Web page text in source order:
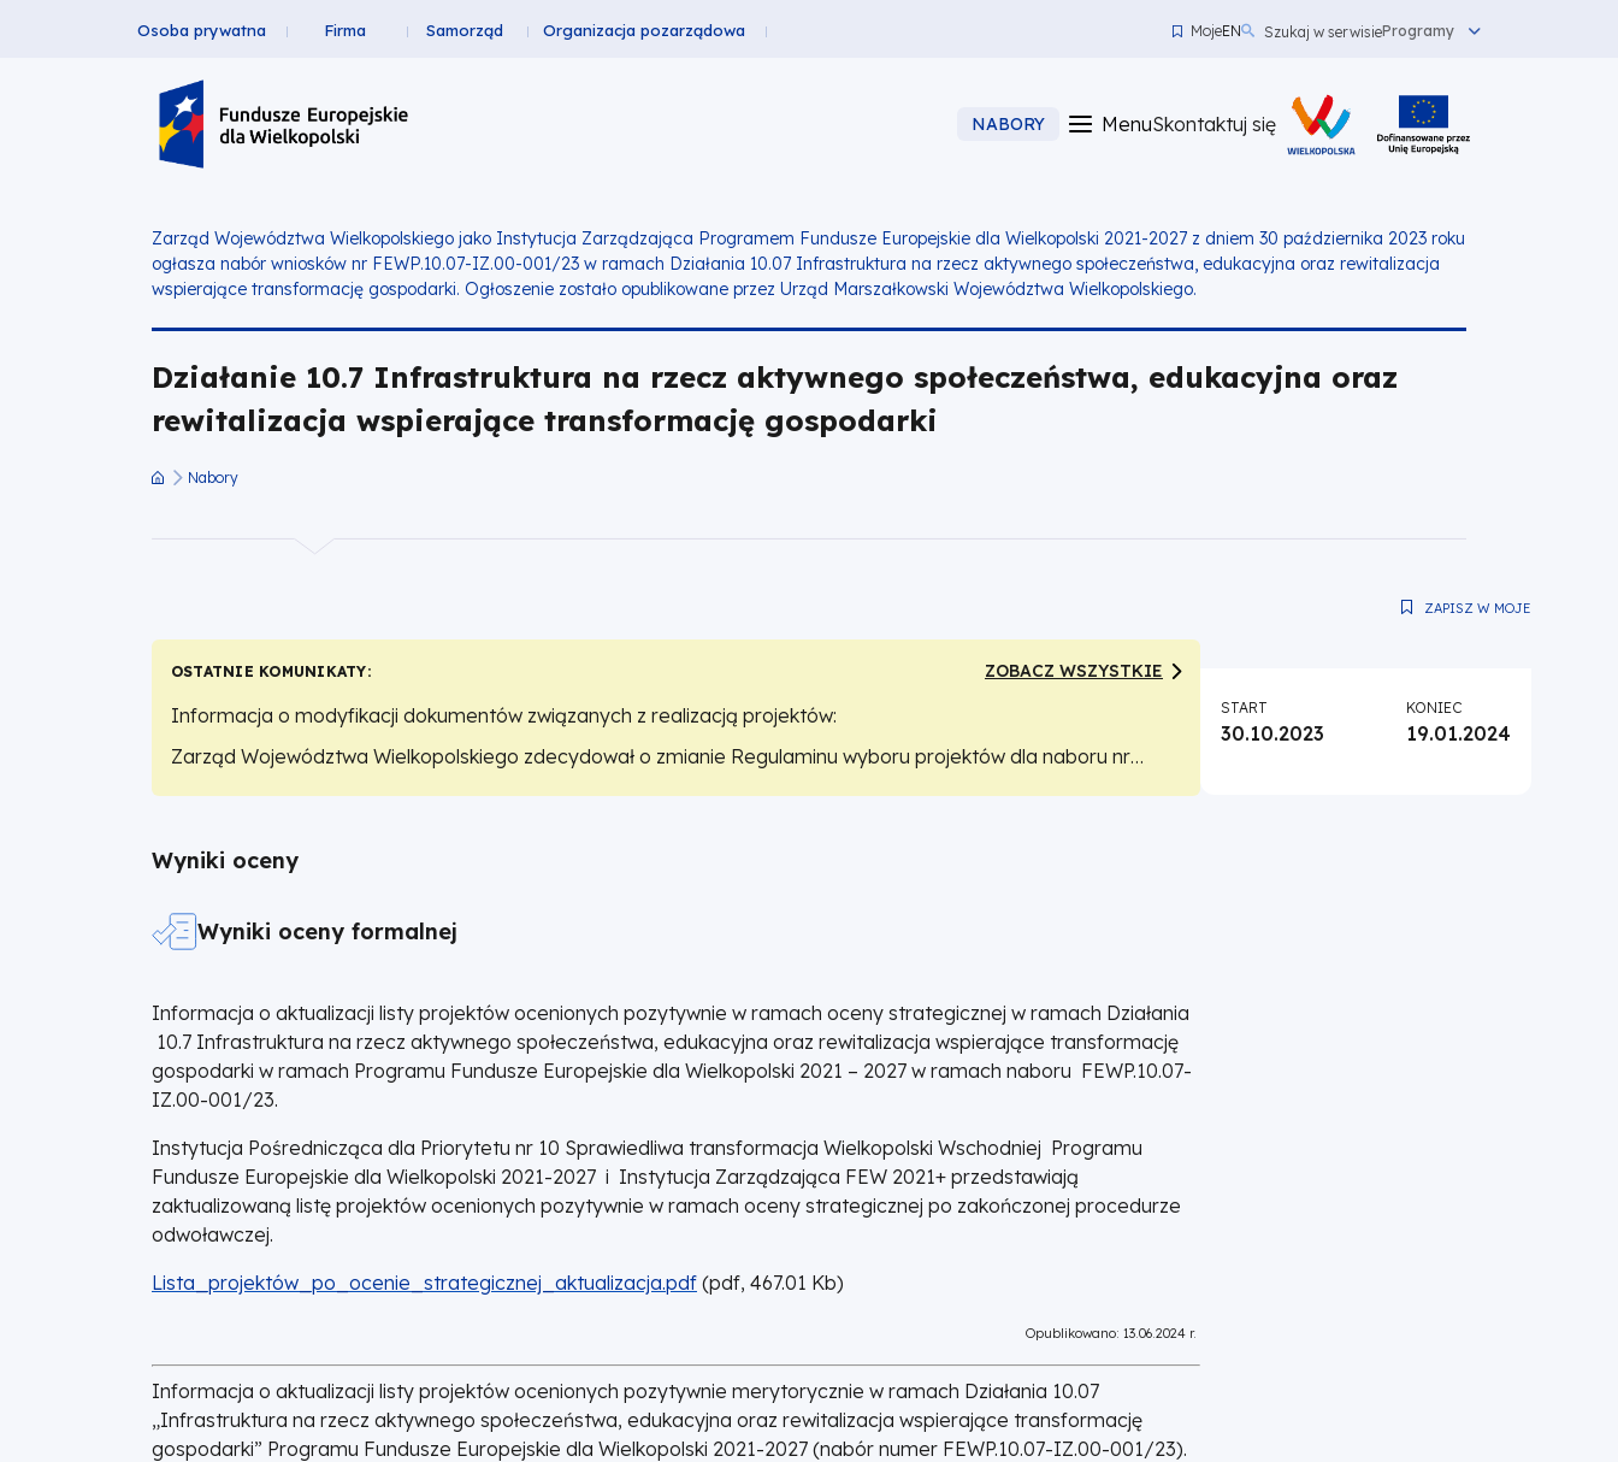
Infrastruktura
aktywnego
społeczeństwa,
edukacyjna
wspierające
transformację
gospodarki
Fundusze
Europejskie
Wielkopolski
Header
Top
Osoba prywatna Firma Samorząd Organizacja pozarządowa MojeEN
top
left
Szukaj w serwisieProgramy
NABORY Menu
Skontaktuj
Skontaktuj się
Zarząd Województwa Wielkopolskiego jako Instytucja Zarządzająca Programem Fundusze Europejskie dla Wielkopolski 2021-2027 z dniem 30 października 2023 roku
ogłasza nabór wniosków nr FEWP.10.07-IZ.00-001/23 w ramach Działania 10.07 Infrastruktura na rzecz aktywnego społeczeństwa, edukacyjna oraz rewitalizacja
wspierające transformację gospodarki. Ogłoszenie zostało opublikowane przez Urząd Marszałkowski Województwa Wielkopolskiego.
Działanie 10.7 Infrastruktura na rzecz aktywnego społeczeństwa, edukacyjna oraz
rewitalizacja wspierające transformację gospodarki
nawigacyjna
Nabory
OSTATNIE KOMUNIKATY ZOBACZ WSZYSTKIE
Informacja o modyfikacji dokumentów związanych z realizacją projektów:
Zarząd Województwa Wielkopolskiego zdecydował o zmianie Regulaminu wyboru projektów dla naboru nr
Wyniki oceny
Wyniki oceny formalnej
Informacja o aktualizacji listy projektów ocenionych pozytywnie w ramach oceny strategicznej w ramach Działania
10.7 Infrastruktura na rzecz aktywnego społeczeństwa, edukacyjna oraz rewitalizacja wspierające transformację
gospodarki w ramach Programu Fundusze Europejskie dla Wielkopolski 2021 – 2027 w ramach naboru FEWP.10.07-
IZ.00-001/23.
Instytucja Pośrednicząca dla Priorytetu nr 10 Sprawiedliwa transformacja Wielkopolski Wschodniej Programu
Fundusze Europejskie dla Wielkopolski 2021-2027 i Instytucja Zarządzająca FEW 2021+ przedstawiają
zaktualizowaną listę projektów ocenionych pozytywnie w ramach oceny strategicznej po zakończonej procedurze
odwoławczej.
DOKUMENT
Lista_projektów_po_ocenie_strategicznej_aktualizacja.pdf (pdf, 467.01 Kb)
Opublikowano: 13.06.2024 r.
Informacja o aktualizacji listy projektów ocenionych pozytywnie merytorycznie w ramach Działania 10.07
„Infrastruktura na rzecz aktywnego społeczeństwa, edukacyjna oraz rewitalizacja wspierające transformację
gospodarki” Programu Fundusze Europejskie dla Wielkopolski 2021-2027 (nabór numer FEWP.10.07-IZ.00-001/23).
ZAPISZ W MOJE
START
30.10.2023
KONIEC
19.01.2024